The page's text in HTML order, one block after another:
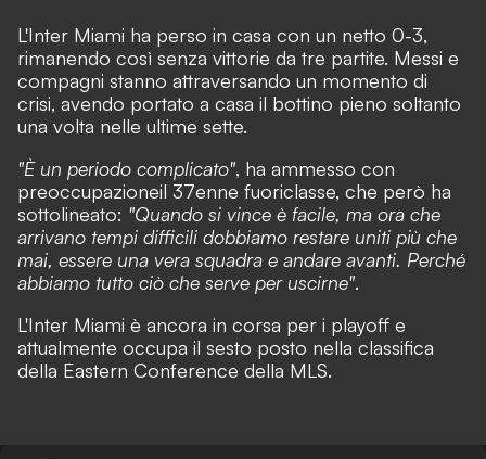
L'Inter Miami ha perso in casa con un netto 0-3,
rimanendo così senza vittorie da tre partite. Messi e
compagni stanno attraversando un momento di
crisi, avendo portato a casa il bottino pieno soltanto
una volta nelle ultime sette.
"È un periodo complicato", ha ammesso con
preoccupazioneil 37enne fuoriclasse, che però ha
sottolineato: "Quando si vince è facile, ma ora che
arrivano tempi difficili dobbiamo restare uniti più che
mai, essere una vera squadra e andare avanti. Perché
abbiamo tutto ciò che serve per uscirne".
L'Inter Miami è ancora in corsa per i playoff e
attualmente occupa il sesto posto nella classifica
della Eastern Conference della MLS.